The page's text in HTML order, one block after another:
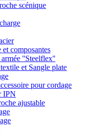
scénique
composantes
''Steelflex''
et Sangle plate
pour cordage
IPN
ajustable